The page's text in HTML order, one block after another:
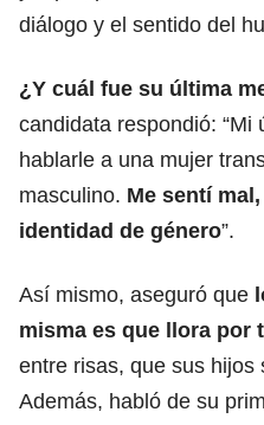
diálogo y el sentido del
¿Y cuál fue su última
candidata respondió:
hablarle a una mujer
masculino. Me sentí
identidad de género”.
Así mismo, aseguró que
misma es que llora por
entre risas, que sus hijos
Además, habló de su